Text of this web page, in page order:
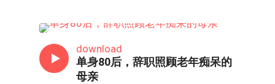
download
单身80后，辞职照顾老年痴呆的
母亲